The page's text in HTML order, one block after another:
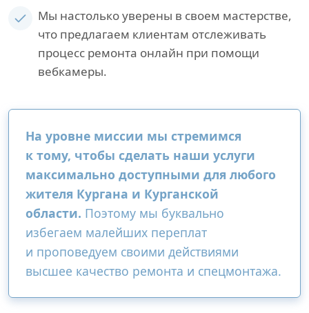
Мы настолько уверены в своем мастерстве,
что предлагаем клиентам отслеживать
процесс ремонта онлайн при помощи
вебкамеры.
На уровне миссии мы стремимся
к тому, чтобы сделать наши услуги
максимально доступными для любого
жителя Кургана и Курганской
области. Поэтому мы буквально
избегаем малейших переплат
и проповедуем своими действиями
высшее качество ремонта и спецмонтажа.